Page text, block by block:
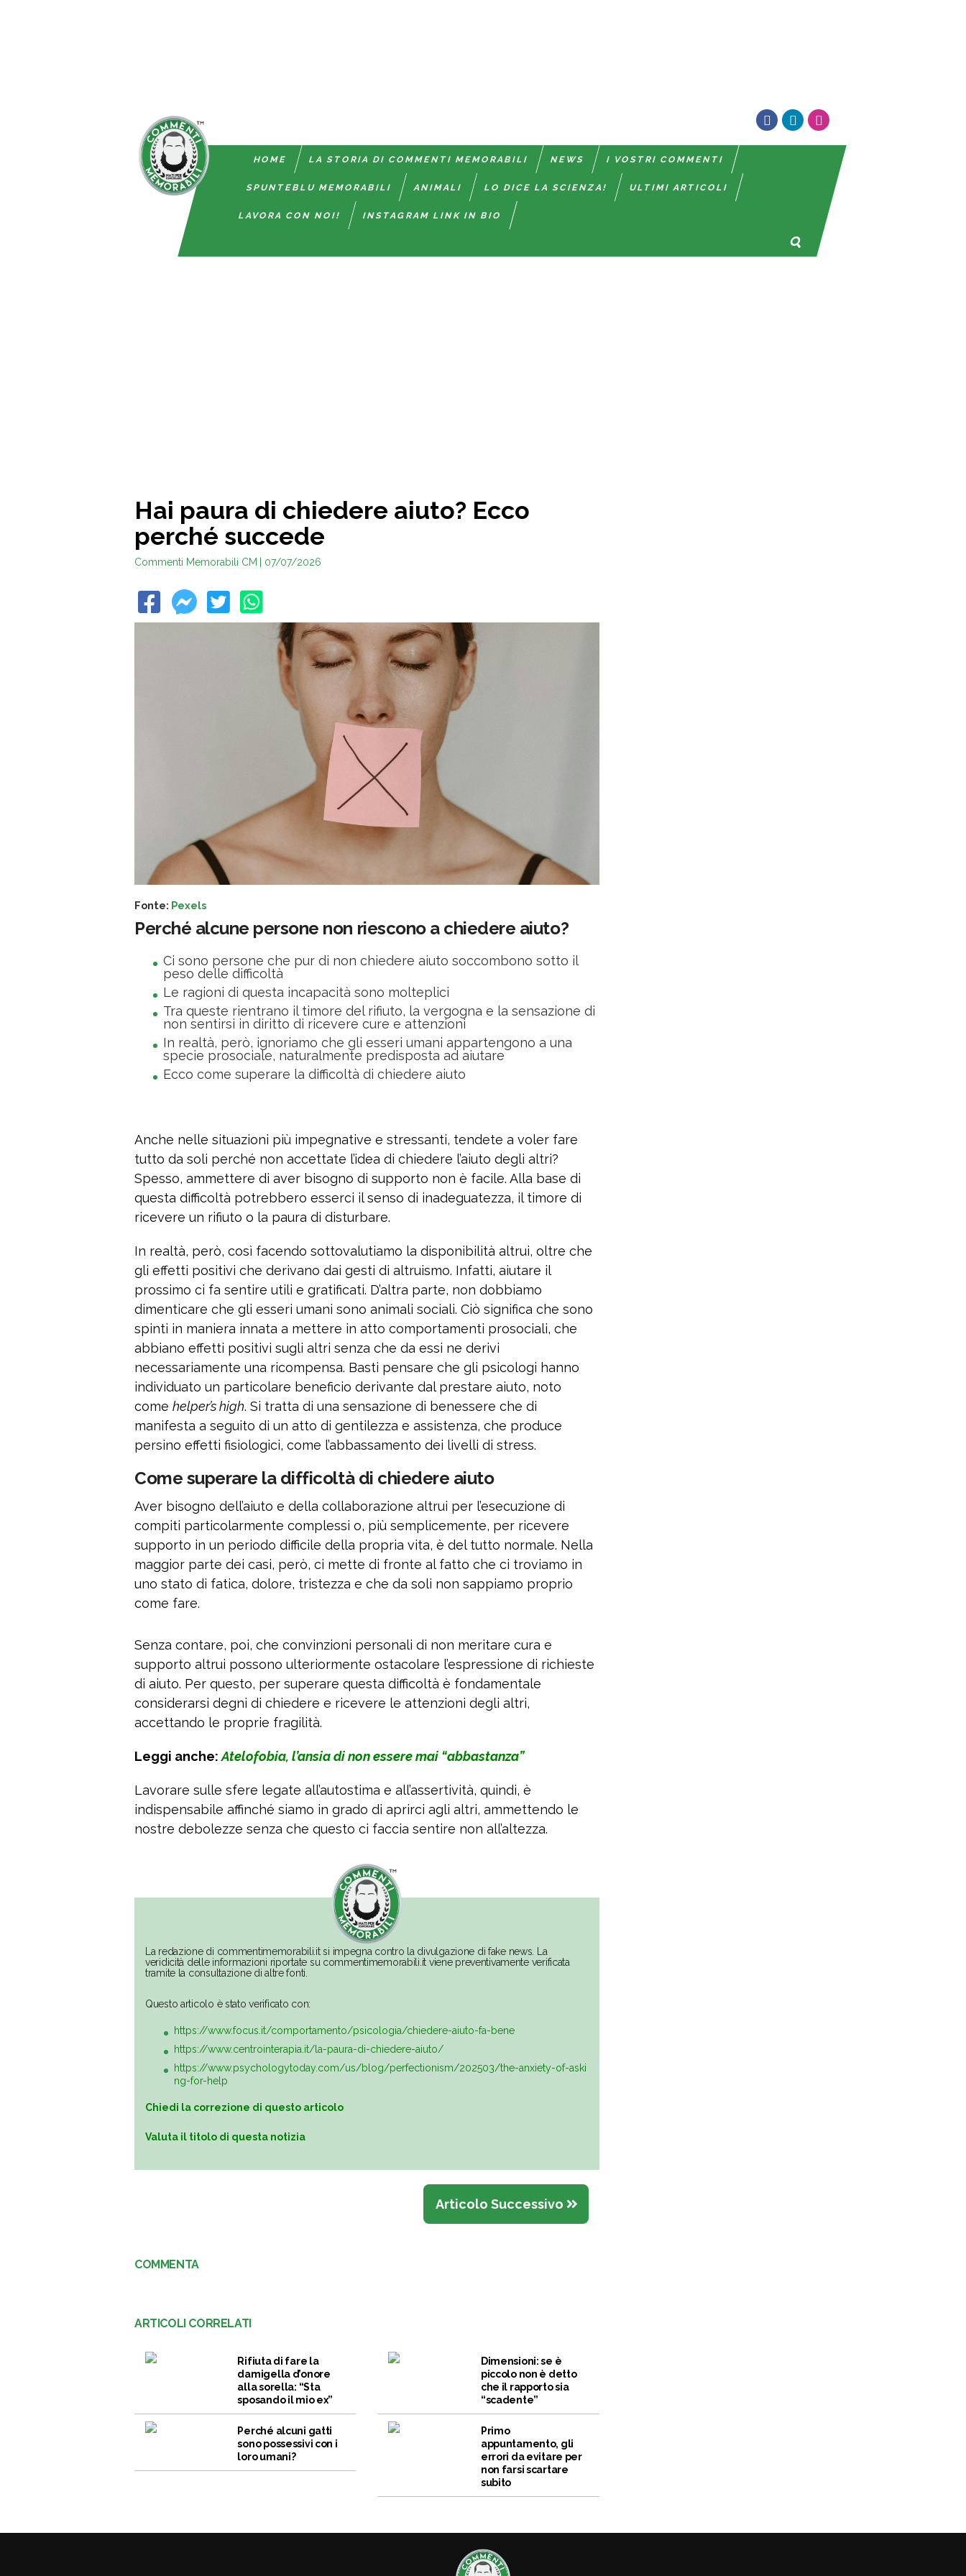
HOME LA STORIA DI COMMENTI MEMORABILI NEWS I VOSTRI COMMENTI
SPUNTEBLU MEMORABILI ANIMALI LO DICE LA SCIENZA! ULTIMI ARTICOLI
LAVORA CON NOI! INSTAGRAM LINK IN BIO
Hai paura di chiedere aiuto? Ecco
perché succede
Commenti Memorabili CM | 07/07/2026
Fonte: Pexels
Perché alcune persone non riescono a chiedere aiuto?
Ci sono persone che pur di non chiedere aiuto soccombono sotto il
peso delle difficoltà
Le ragioni di questa incapacità sono molteplici
Tra queste rientrano il timore del rifiuto, la vergogna e la sensazione di
non sentirsi in diritto di ricevere cure e attenzioni
In realtà, però, ignoriamo che gli esseri umani appartengono a una
specie prosociale, naturalmente predisposta ad aiutare
Ecco come superare la difficoltà di chiedere aiuto
Anche nelle situazioni più impegnative e stressanti, tendete a voler fare
tutto da soli perché non accettate l’idea di chiedere l’aiuto degli altri?
Spesso, ammettere di aver bisogno di supporto non è facile. Alla base di
questa difficoltà potrebbero esserci il senso di inadeguatezza, il timore di
ricevere un rifiuto o la paura di disturbare.
In realtà, però, così facendo sottovalutiamo la disponibilità altrui, oltre che
gli effetti positivi che derivano dai gesti di altruismo. Infatti, aiutare il
prossimo ci fa sentire utili e gratificati. D’altra parte, non dobbiamo
dimenticare che gli esseri umani sono animali sociali. Ciò significa che sono
spinti in maniera innata a mettere in atto comportamenti prosociali, che
abbiano effetti positivi sugli altri senza che da essi ne derivi
necessariamente una ricompensa. Basti pensare che gli psicologi hanno
individuato un particolare beneficio derivante dal prestare aiuto, noto
come helper’s high. Si tratta di una sensazione di benessere che di
manifesta a seguito di un atto di gentilezza e assistenza, che produce
persino effetti fisiologici, come l’abbassamento dei livelli di stress.
Come superare la difficoltà di chiedere aiuto
Aver bisogno dell’aiuto e della collaborazione altrui per l’esecuzione di
compiti particolarmente complessi o, più semplicemente, per ricevere
supporto in un periodo difficile della propria vita, è del tutto normale. Nella
maggior parte dei casi, però, ci mette di fronte al fatto che ci troviamo in
uno stato di fatica, dolore, tristezza e che da soli non sappiamo proprio
come fare.
Senza contare, poi, che convinzioni personali di non meritare cura e
supporto altrui possono ulteriormente ostacolare l’espressione di richieste
di aiuto. Per questo, per superare questa difficoltà è fondamentale
considerarsi degni di chiedere e ricevere le attenzioni degli altri,
accettando le proprie fragilità.
Leggi anche:Atelofobia, l’ansia di non essere mai “abbastanza”
Lavorare sulle sfere legate all’autostima e all’assertività, quindi, è
indispensabile affinché siamo in grado di aprirci agli altri, ammettendo le
nostre debolezze senza che questo ci faccia sentire non all’altezza.
La redazione di commentimemorabili.it si impegna contro la divulgazione di fake news. La
veridicità delle informazioni riportate su commentimemorabili.it viene preventivamente verificata
tramite la consultazione di altre fonti.
Questo articolo è stato verificato con:
https://www.focus.it/comportamento/psicologia/chiedere-aiuto-fa-bene
https://www.centrointerapia.it/la-paura-di-chiedere-aiuto/
https://www.psychologytoday.com/us/blog/perfectionism/202503/the-anxiety-of-aski
ng-for-help
Chiedi la correzione di questo articolo
Valuta il titolo di questa notizia
Articolo Successivo
COMMENTA
ARTICOLI CORRELATI
Rifiuta di fare la
damigella d’onore
alla sorella: “Sta
sposando il mio ex”
Dimensioni: se è
piccolo non è detto
che il rapporto sia
“scadente”
Perché alcuni gatti
sono possessivi con i
loro umani?
Primo
appuntamento, gli
errori da evitare per
non farsi scartare
subito